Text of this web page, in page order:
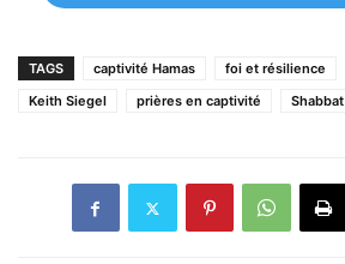
TAGS captivité Hamas foi et résilience
Keith Siegel
prières en captivité Shabbat